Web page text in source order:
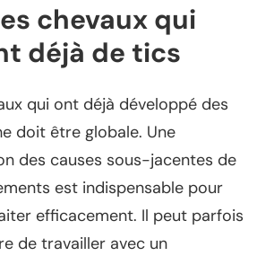
chevaux qui
déjà de tics
qui ont déjà développé des
doit être globale. Une
des causes sous-jacentes de
est indispensable pour
efficacement. Il peut parfois
de travailler avec un